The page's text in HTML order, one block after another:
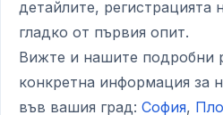
детайлите, регистрацията
гладко от първия опит.
Вижте и нашите подробни
конкретна информация за
във вашия град: София,